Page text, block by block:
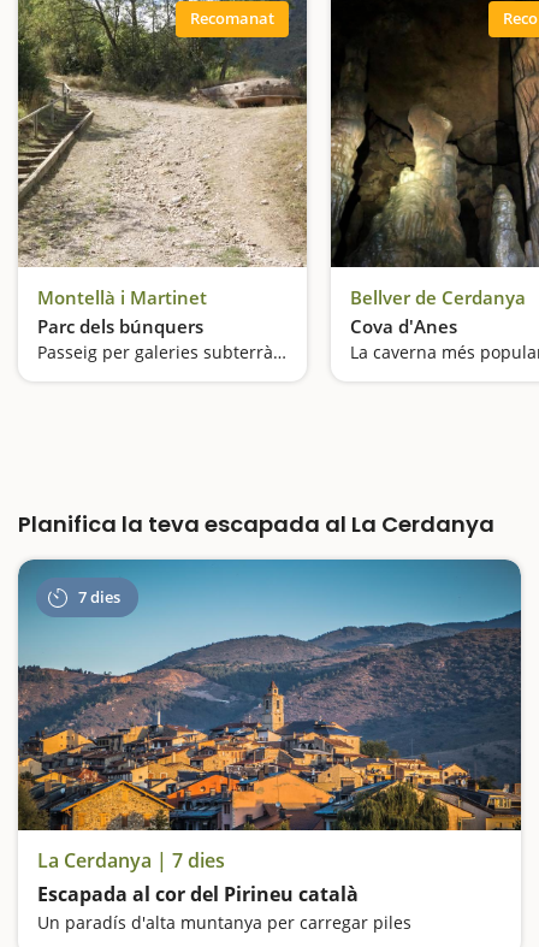
Recomanat
Montellà i Martinet
Parc dels búnquers
Passeig per galeries subterrànies construïdes en època de guerres
Bellver de Cerdanya
Cova d'Anes
Planifica la teva escapada al La Cerdanya
7 dies
La Cerdanya | 7 dies
Escapada al cor del Pirineu català
Un paradís d'alta muntanya per carregar piles